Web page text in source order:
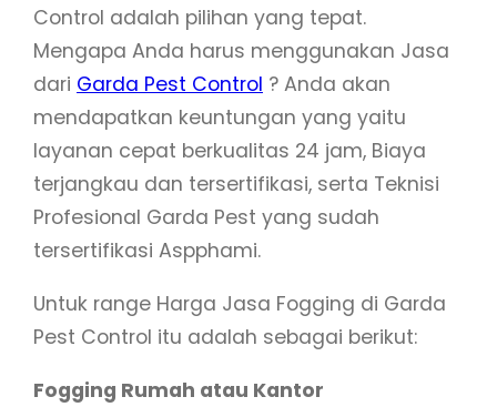
Control adalah pilihan yang tepat.
Mengapa Anda harus menggunakan Jasa
dari Garda Pest Control ? Anda akan
mendapatkan keuntungan yang yaitu
layanan cepat berkualitas 24 jam, Biaya
terjangkau dan tersertifikasi, serta Teknisi
Profesional Garda Pest yang sudah
tersertifikasi Aspphami.
Untuk range Harga Jasa Fogging di Garda
Pest Control itu adalah sebagai berikut:
Fogging Rumah atau Kantor